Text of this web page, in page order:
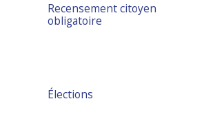
Recensement citoyen
obligatoire
Élections